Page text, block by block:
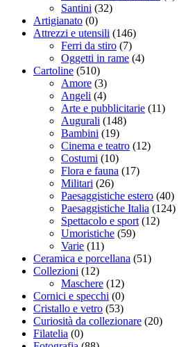
Santini (32)
Artigianato (0)
Attrezzi e utensili (146)
Ferri da stiro (7)
Oggetti in rame (4)
Cartoline (510)
Amore (3)
Angeli (4)
Arte e pubblicitarie (11)
Augurali (148)
Bambini (19)
Cinema e teatro (12)
Costumi (10)
Flora e fauna (17)
Militari (26)
Paesaggistiche estero (40)
Paesaggistiche Italia (124)
Spettacolo e sport (12)
Umoristiche (59)
Varie (11)
Ceramica e porcellana (51)
Collezioni (12)
Maschere (12)
Cornici e specchi (0)
Cristallo e vetro (53)
Curiosità da collezionare (20)
Filatelia (0)